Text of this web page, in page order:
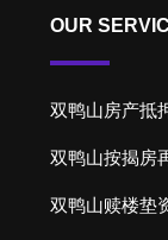
OUR
双鸭山房产抵
双鸭山按揭房
双鸭山赎楼垫